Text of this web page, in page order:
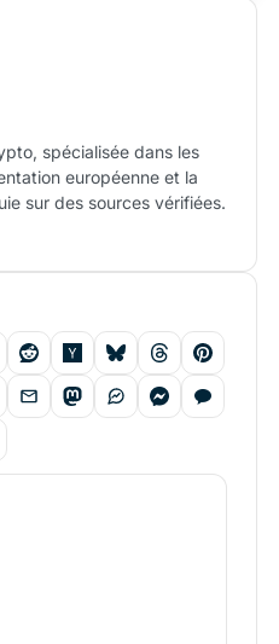
spécialisée dans les
européenne et la
sur des sources vérifiées.